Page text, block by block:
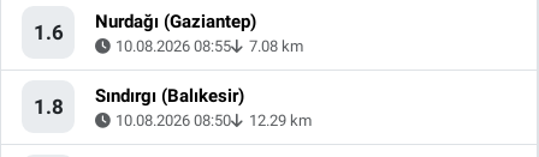
1.6 Nurdağı (Gaziantep)
10.08.2026 08:55 7.08 km
1.8 Sındırgı (Balıkesir)
10.08.2026 08:50 12.29 km